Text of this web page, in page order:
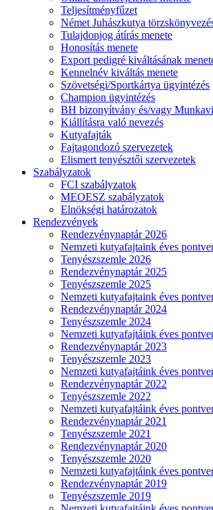
Teljesítményfűzet
Német Juhászkutya
Tulajdonjog átírás menete
Honosítás menete
Export pedigré kiváltásának
Kennelnév kiváltás menete
Szövetségi/Sportkártya ügyintézés
Champion ügyintézés
BH bizonyítvány és/vagy
Kiállításra való nevezés
Kutyafajták
Fajtagondozó szervezetek
Elismert tenyésztői szervezetek
Szabályzatok
FCI szabályzatok
MEOESZ szabályzatok
Elnökségi határozatok
Rendezvények
Rendezvénynaptár 2026
Nemzeti kutyafajtaink éves
Tenyészszemle 2026
Rendezvénynaptár 2025
Tenyészszemle 2025
Nemzeti kutyafajtaink éves
Rendezvénynaptár 2024
Tenyészszemle 2024
Nemzeti kutyafajtáink éves
Rendezvénynaptár 2023
Tenyészszemle 2023
Nemzeti kutyafajtáink éves
Rendezvénynaptár 2022
Tenyészszemle 2022
Nemzeti kutyafajtáink éves
Rendezvénynaptár 2021
Tenyészszemle 2021
Rendezvénynaptár 2020
Tenyészszemle 2020
Nemzeti kutyafajtáink éves
Rendezvénynaptár 2019
Tenyészszemle 2019